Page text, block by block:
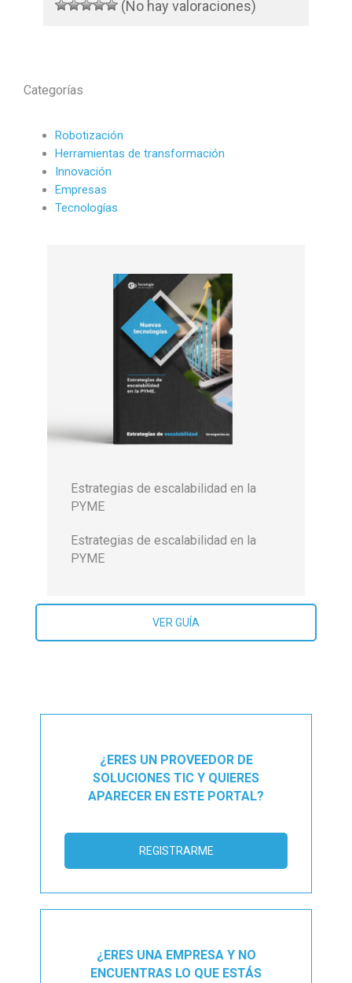
(No hay valoraciones)
Categorías
Robotización
Herramientas de transformación
Innovación
Empresas
Tecnologías
Estrategias de escalabilidad en la
PYME
Estrategias de escalabilidad en la
PYME
VER GUÍA
¿ERES UN PROVEEDOR DE
SOLUCIONES TIC Y QUIERES
APARECER EN ESTE PORTAL?
REGISTRARME
¿ERES UNA EMPRESA Y NO
ENCUENTRAS LO QUE ESTÁS